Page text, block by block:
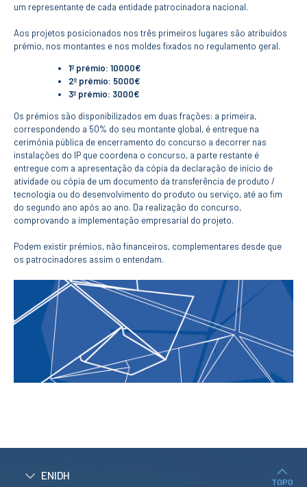
CONTACTOS
um representante de cada entidade patrocinadora nacional.
Aos projetos posicionados nos três primeiros lugares são atribuídos
prémio, nos montantes e nos moldes fixados no regulamento geral.
1º prémio: 10000€
2º prémio: 5000€
3º prémio: 3000€
Os prémios são disponibilizados em duas frações: a primeira,
correspondendo a 50% do seu montante global, é entregue na
cerimónia pública de encerramento do concurso a decorrer nas
instalações do IP que coordena o concurso, a parte restante é
entregue com a apresentação da cópia da declaração de início de
atividade ou cópia de um documento da transferência de produto /
tecnologia ou do desenvolvimento do produto ou serviço, até ao fim
do segundo ano após ao ano. Da realização do concurso,
comprovando a implementação empresarial do projeto.
Podem existir prémios, não financeiros, complementares desde que
os patrocinadores assim o entendam.
ENIDH
TOPO